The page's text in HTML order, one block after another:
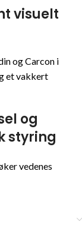
visuelt
og Carcon i
et vakkert
og
styring
vedenes